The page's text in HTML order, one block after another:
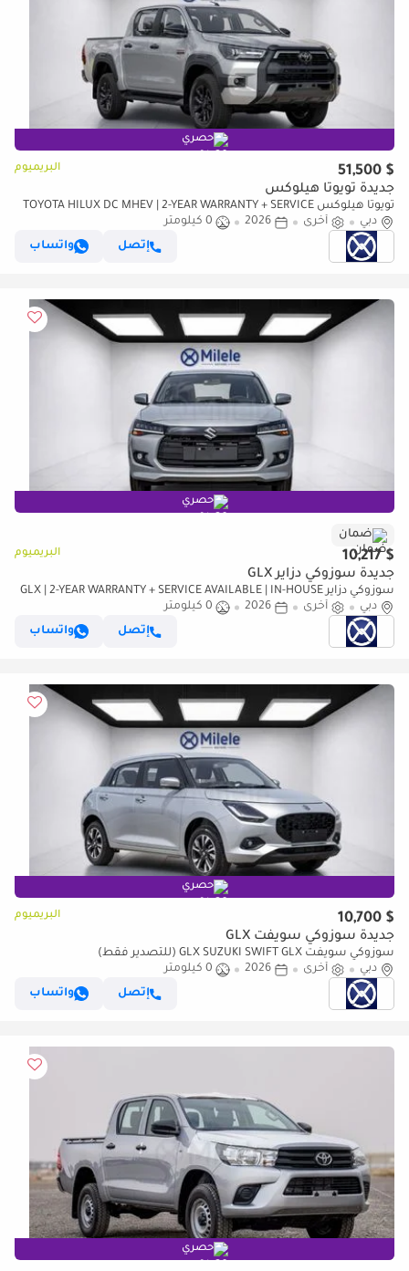
حصري
$ 51,500 البريميوم
جديدة تويوتا هيلوكس
تويوتا هيلوكس TOYOTA HILUX DC MHEV | 2-YEAR WARRANTY + SERVICE
AVAILABLE | IN-HOUSE FINANCING | 0% DOWNPAYMENT (BA
دبي أخرى 2026
0 كيلومتر
إتصل
واتساب
حصري
ضمان
$ 10,217 البريميوم
جديدة سوزوكي دزاير GLX
سوزوكي دزاير GLX | 2-YEAR WARRANTY + SERVICE AVAILABLE | IN-HOUSE
FINANCING | 0% DOWNPAYMENT (BANK)
دبي أخرى 2026
0 كيلومتر
إتصل
واتساب
حصري
$ 10,700 البريميوم
جديدة سوزوكي سويفت GLX
سوزوكي سويفت GLX SUZUKI SWIFT GLX (للتصدير فقط)
دبي
أخرى 2026
0 كيلومتر
إتصل
واتساب
حصري